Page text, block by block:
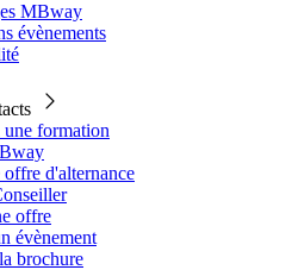
MBway
évènements
une formation
offre d'alternance
offre
évènement
brochure